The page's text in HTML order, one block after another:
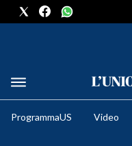
METEO
ProgrammaUS Video